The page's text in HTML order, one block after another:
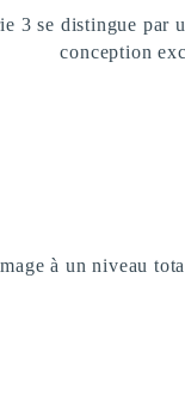
3 se distingue par
conception
à un niveau